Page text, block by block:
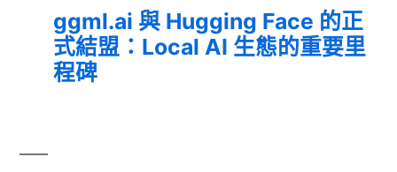
ggml.ai 與 Hugging Face 的正
式結盟：Local AI 生態的重要里
程碑